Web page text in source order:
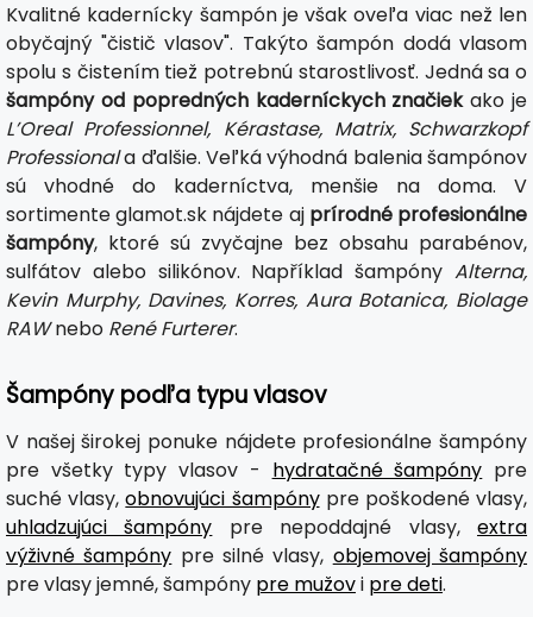
Kvalitné kadernícky šampón je však oveľa viac než len
obyčajný "čistič vlasov". Takýto šampón dodá vlasom
spolu s čistením tiež potrebnú starostlivosť. Jedná sa o
šampóny od popredných kaderníckych značiekako je
L’Oreal Professionnel, Kérastase, Matrix, Schwarzkopf
Professionala ďalšie. Veľká výhodná balenia šampónov
sú vhodné do kaderníctva, menšie na doma. V
sortimente glamot.sk nájdete aj prírodné profesionálne
šampóny, ktoré sú zvyčajne bez obsahu parabénov,
sulfátov alebo silikónov. Například šampóny Alterna,
Kevin Murphy, Davines, Korres, Aura Botanica, Biolage
RAWnebo René Furterer.
Šampóny podľa typu vlasov
V našej širokej ponuke nájdete profesionálne šampóny
pre všetky typy vlasov - hydratačné šampóny pre
suché vlasy,obnovujúci šampónypre poškodené vlasy,
uhladzujúci šampóny pre nepoddajné vlasy,extra
výživné šampóny pre silné vlasy, objemovej šampóny
pre vlasy jemné, šampóny pre mužovi pre deti.